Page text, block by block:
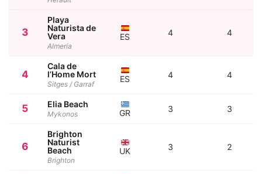
3
Playa
Naturista de
Vera
Almería
ES 4 4
4
Cala de
l’Home Mort
Sitges / Garraf
ES 4 4
5 Elia Beach
Mykonos GR 3 3
6
Brighton
Naturist
Beach
Brighton
UK 3 2